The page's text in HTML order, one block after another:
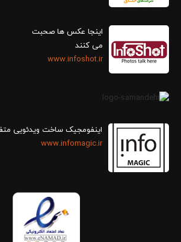
اینجا عکس ها صحبت
می کنند
www.infoshot.ir
اینفومجیک ساخت ویدئویی
www.infomagic.ir